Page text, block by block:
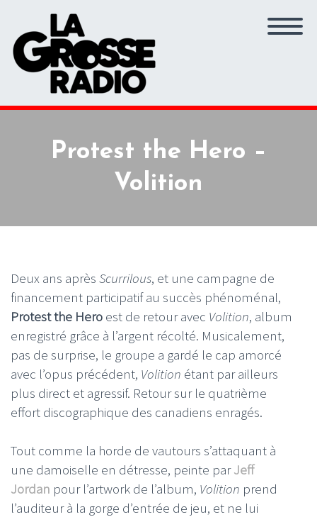
Protest the Hero –
Volition
Deux ans après Scurrilous, et une campagne de
financement participatif au succès phénoménal,
Protest the Hero est de retour avec Volition, album
enregistré grâce à l’argent récolté. Musicalement,
pas de surprise, le groupe a gardé le cap amorcé
avec l’opus précédent, Volition étant par ailleurs
plus direct et agressif. Retour sur le quatrième
effort discographique des canadiens enragés.
Tout comme la horde de vautours s’attaquant à
une damoiselle en détresse, peinte parJeff
Jordan pour l’artwork de l’album, Volition prend
l’auditeur à la gorge d’entrée de jeu, et ne lui